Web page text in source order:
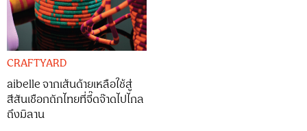
CRAFTYARD
aibelle จากเส้นด้ายเหลือใช้สู่
สีสันเชือกถักไทยที่จี๊ดจ๊าดไปไกล
ถึงมิลาน